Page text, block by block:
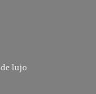
de lujo